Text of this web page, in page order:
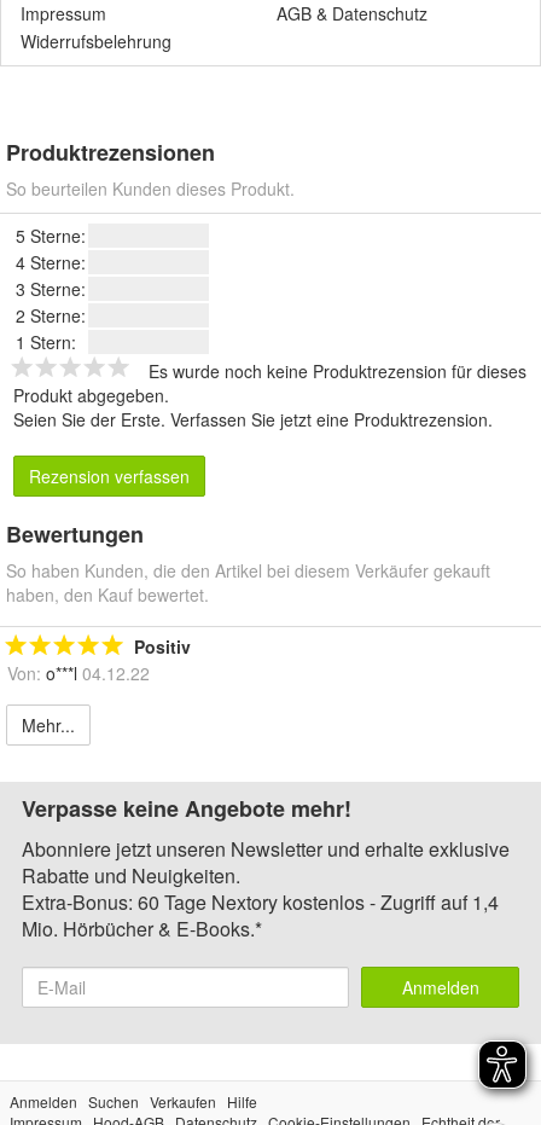
Impressum
AGB & Datenschutz
Widerrufsbelehrung
Produktrezensionen
So beurteilen Kunden dieses Produkt.
5 Sterne:
4 Sterne:
3 Sterne:
2 Sterne:
1 Stern:
Es wurde noch keine Produktrezension für dieses
Produkt abgegeben.
Seien Sie der Erste. Verfassen Sie jetzt eine Produktrezension.
Rezension verfassen
Bewertungen
So haben Kunden, die den Artikel bei diesem Verkäufer gekauft
haben, den Kauf bewertet.
Positiv
Von: o***l 04.12.22
Mehr...
Verpasse keine Angebote mehr!
Abonniere jetzt unseren Newsletter und erhalte exklusive
Rabatte und Neuigkeiten.
Extra-Bonus: 60 Tage Nextory kostenlos - Zugriff auf 1,4
Mio. Hörbücher & E-Books.*
Anmelden
Anmelden Suchen Verkaufen
Hilfe